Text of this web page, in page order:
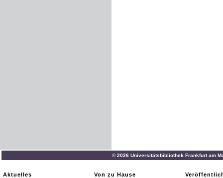
© 2026 Universitätsbibliothek Frankfurt am
Aktuelles
Von zu Hause